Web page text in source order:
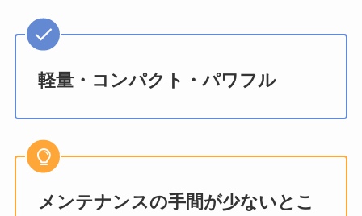
軽量・コンパクト・パワフル
メンテナンスの手間が少ないとこ